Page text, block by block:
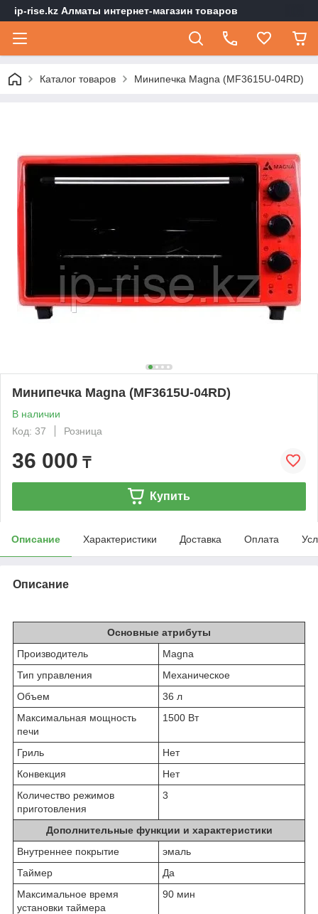
ip-rise.kz Алматы интернет-магазин товаров
Каталог товаров Минипечка Magna (MF3615U-04RD)
Минипечка Magna (MF3615U-04RD)
В наличии
Код: 37
Розница
36 000 ₸
Купить
Описание Характеристики Доставка Оплата
Описание
Основные атрибуты
Производитель
Magna
Тип управления
Механическое
Объем
36 л
Максимальная мощность
печи
1500 Вт
Гриль
Нет
Конвекция
Нет
Количество режимов
приготовления
3
Дополнительные функции и характеристики
Внутреннее покрытие
эмаль
Таймер
Да
Максимальное время
установки таймера
90 мин